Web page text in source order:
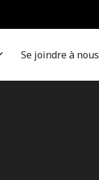
Se joindre à nous